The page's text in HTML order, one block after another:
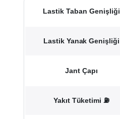
Lastik Taban Genişliği
Lastik Yanak Genişliği
Jant Çapı
Yakıt Tüketimi ⛽